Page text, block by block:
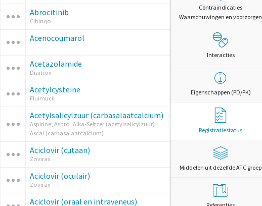
Abrocitinib
Cibinqo
Acenocoumarol
Acetazolamide
Diamox
Acetylcysteine
Fluimucil
Acetylsalicylzuur (carbasalaatcalcium)
Aspirine, Aspro, Alka-Seltzer (acetylsalicylzuur),
Ascal (carbasalaatcalcium)
Aciclovir (cutaan)
Zovirax
Aciclovir (oculair)
Zovirax
Aciclovir (oraal en intraveneus)
Contraindicaties
Waarschuwingen en voorzorgen
Interacties
Eigenschappen (PD/PK)
Registratiestatus
Middelen uit dezelfde ATC groep